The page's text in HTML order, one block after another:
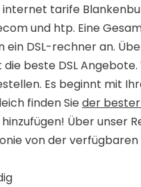
tarife
und htp. Eine
ein DSL-rechner an.
die beste DSL
Es beginnt mit
finden Sieder
Über unser
von der